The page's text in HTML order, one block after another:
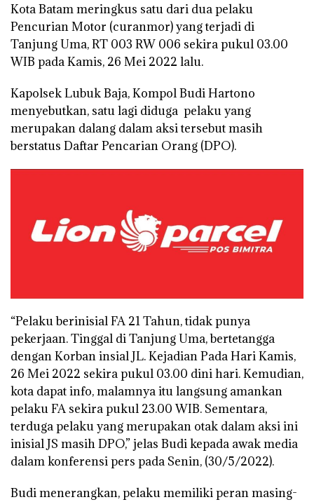
Kota Batam meringkus satu dari dua pelaku
Pencurian Motor (curanmor) yang terjadi di
Tanjung Uma, RT 003 RW 006 sekira pukul 03.00
WIB pada Kamis, 26 Mei 2022 lalu.
Kapolsek Lubuk Baja, Kompol Budi Hartono
menyebutkan, satu lagi diduga pelaku yang
merupakan dalang dalam aksi tersebut masih
berstatus Daftar Pencarian Orang (DPO).
“Pelaku berinisial FA 21 Tahun, tidak punya
pekerjaan. Tinggal di Tanjung Uma, bertetangga
dengan Korban insial JL. Kejadian Pada Hari Kamis,
26 Mei 2022 sekira pukul 03.00 dini hari. Kemudian,
kota dapat info, malamnya itu langsung amankan
pelaku FA sekira pukul 23.00 WIB. Sementara,
terduga pelaku yang merupakan otak dalam aksi ini
inisial JS masih DPO,” jelas Budi kepada awak media
dalam konferensi pers pada Senin, (30/5/2022).
Budi menerangkan, pelaku memiliki peran masing-